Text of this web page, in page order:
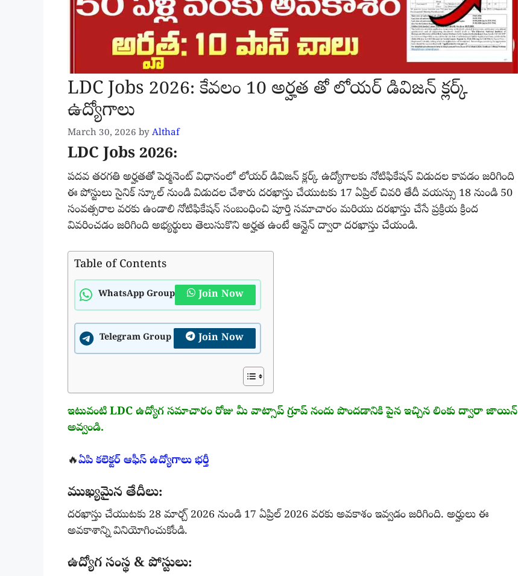
LDC Jobs 2026: కేవలం 10 అర్హత తో లోయర్ డివిజన్ క్లర్క్
ఉద్యోగాలు
March 30, 2026 by Althaf
LDC Jobs 2026:
పదవ తరగతి అర్హతతో పెర్మనెంట్ విధానంలో లోయర్ డివిజన్ క్లర్క్ ఉద్యోగాలకు నోటిఫికేషన్ విడుదల కావడం జరిగింది
ఈ పోస్టులు సైనిక్ స్కూల్ నుండి విడుదల చేశారు దరఖాస్తు చేయుటకు 17 ఏప్రిల్ చివరి తేదీ వయస్సు 18 నుండి 50
సంవత్సరాల వరకు ఉండాలి నోటిఫికేషన్ సంబంధించి పూర్తి సమాచారం మరియు దరఖాస్తు చేసే ప్రక్రియ క్రింద
వివరించడం జరిగింది అభ్యర్థులు తెలుసుకొని అర్హత ఉంటే ఆన్లైన్ ద్వారా దరఖాస్తు చేయండి.
Table of Contents
WhatsApp Group Join Now
Telegram Group Join Now
ఇటువంటి LDC ఉద్యోగ సమాచారం రోజు మీ వాట్సాప్ గ్రూప్ నందు పొందడానికి పైన ఇచ్చిన లింకు ద్వారా జాయిన్
అవ్వండి.
🔥ఏపి కలెక్టర్ ఆఫీస్ ఉద్యోగాలు భర్తీ
ముఖ్యమైన తేదీలు:
దరఖాస్తు చేయుటకు 28 మార్చ్ 2026 నుండి 17 ఏప్రిల్ 2026 వరకు అవకాశం ఇవ్వడం జరిగింది. అర్హులు ఈ
అవకాశాన్ని వినియోగించుకోండి.
ఉద్యోగ సంస్థ & పోస్టులు: